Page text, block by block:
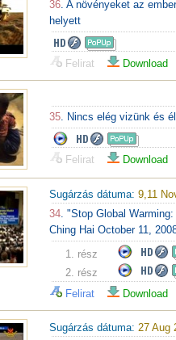
36. A növényeket az
helyett
Felirat Download
35. Nincs elég vizünk és
Felirat Download
Sugárzás dátuma: 9,11
34. "Stop Global
Ching Hai October 11,
1. rész
2. rész
Felirat
Download
Sugárzás dátuma: 27 Aug